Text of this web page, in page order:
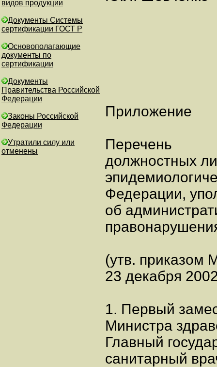
видов продукции
Документы Системы
сертификации ГОСТ Р
Основополагающие
документы по
сертификации
Документы
Правительства Российской
Федерации
Законы Российской
Федерации
Утратили силу или
отменены
Приложение
Перечень
должностных
Федерации,
об
(утв. приказом
23 декабря
1. Первый
Министра
Главный
санитарный